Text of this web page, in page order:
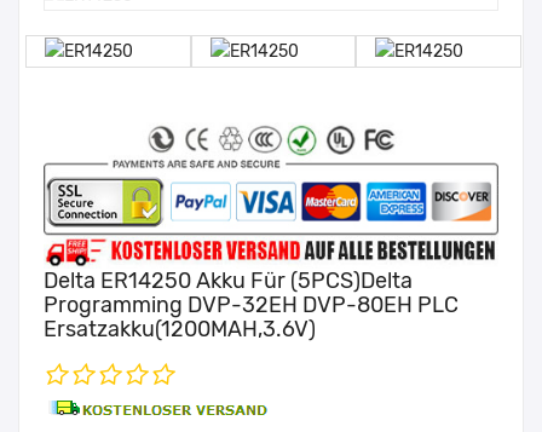
Delta ER14250 Akku Für (5PCS)Delta
Programming DVP-32EH DVP-80EH PLC
Ersatzakku(1200MAH,3.6V)